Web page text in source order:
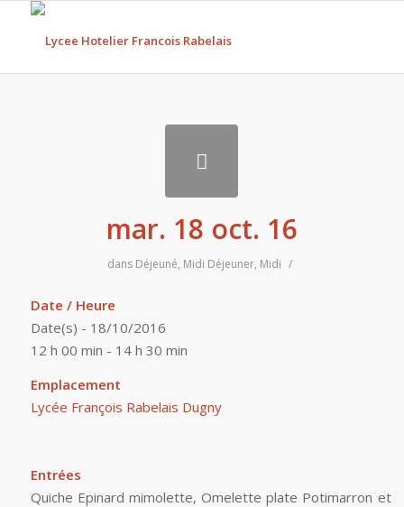
mar. 18 oct. 16
dans Déjeuné, Midi Déjeuner, Midi /
Date / Heure
Date(s) - 18/10/2016
12 h 00 min - 14 h 30 min
Emplacement
Lycée François Rabelais Dugny
Entrées
Quiche Epinard mimolette, Omelette plate Potimarron et